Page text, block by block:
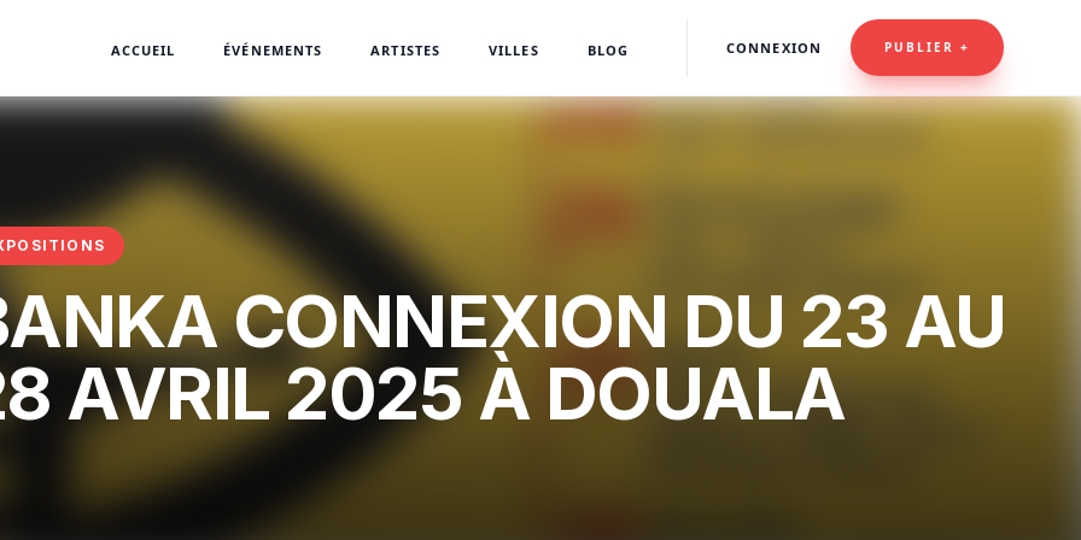
ACCUEIL ÉVÉNEMENTS ARTISTES VILLES BLOG CONNEXION PUBLIER +
CONNEXION DU 23 AU
AVRIL 2025 À DOUALA